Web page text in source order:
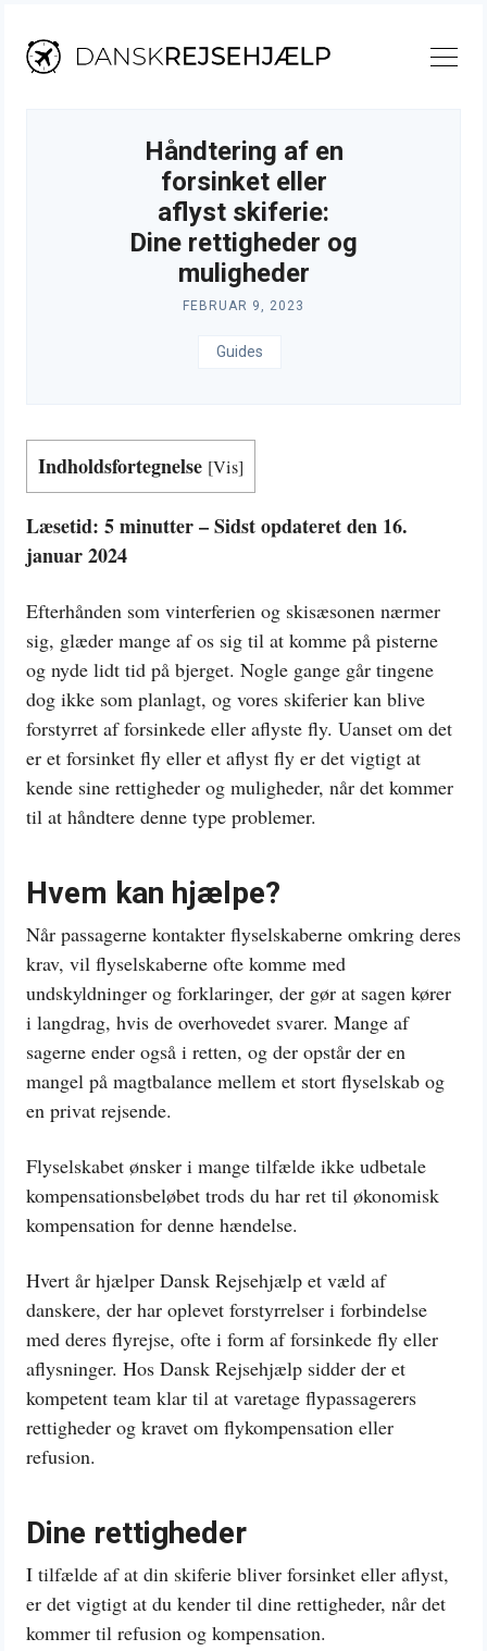
content
Håndtering af en
forsinket eller
aflyst skiferie:
Dine rettigheder og
muligheder
FEBRUAR 9, 2023
Guides
Indholdsfortegnelse [Vis]
Læsetid: 5 minutter – Sidst opdateret den 16.
januar 2024
Efterhånden som vinterferien og skisæsonen nærmer
sig, glæder mange af os sig til at komme på pisterne
og nyde lidt tid på bjerget. Nogle gange går tingene
dog ikke som planlagt, og vores skiferier kan blive
forstyrret af forsinkede eller aflyste fly. Uanset om det
er et forsinket fly eller et aflyst fly er det vigtigt at
kende sine rettigheder og muligheder, når det kommer
til at håndtere denne type problemer.
Hvem kan hjælpe?
Når passagerne kontakter flyselskaberne omkring deres
krav, vil flyselskaberne ofte komme med
undskyldninger og forklaringer, der gør at sagen kører
i langdrag, hvis de overhovedet svarer. Mange af
sagerne ender også i retten, og der opstår der en
mangel på magtbalance mellem et stort flyselskab og
en privat rejsende.
Flyselskabet ønsker i mange tilfælde ikke udbetale
kompensationsbeløbet trods du har ret til økonomisk
kompensation for denne hændelse.
Hvert år hjælper Dansk Rejsehjælp et væld af
danskere, der har oplevet forstyrrelser i forbindelse
med deres flyrejse, ofte i form af forsinkede fly eller
aflysninger. Hos Dansk Rejsehjælp sidder der et
kompetent team klar til at varetage flypassagerers
rettigheder og kravet om flykompensation eller
refusion.
Dine rettigheder
I tilfælde af at din skiferie bliver forsinket eller aflyst,
er det vigtigt at du kender til dine rettigheder, når det
kommer til refusion og kompensation.